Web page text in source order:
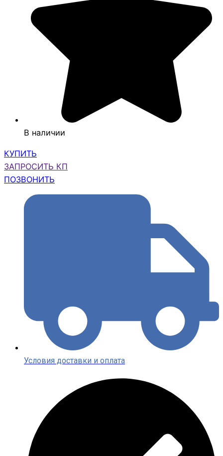
В наличии
КУПИТЬ
ЗАПРОСИТЬ КП
ПОЗВОНИТЬ
Условия доставки и оплата